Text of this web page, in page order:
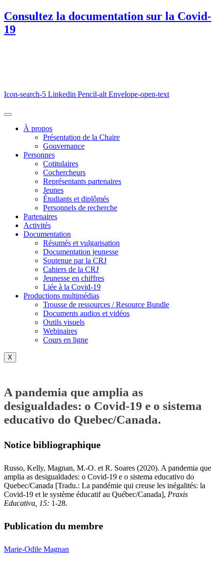
Consultez la documentation sur la Covid-
19
Icon-search-5 Linkedin Pencil-alt Envelope-open-text
À propos
Présentation de la Chaire
Gouvernance
Personnes
Cotitulaires
Cochercheurs
Représentants partenaires
Jeunes
Étudiants et diplômés
Personnels de recherche
Partenaires
Activités
Documentation
Résumés et vulgarisation
Documentation jeunesse
Soutenue par la CRJ
Cahiers de la CRJ
Jeunesse en chiffres
Liée à la Covid-19
Productions multimédias
Trousse de ressources / Resource Bundle
Documents audios et vidéos
Outils visuels
Webinaires
Cours en ligne
X
A pandemia que amplia as
desigualdades: o Covid-19 e o sistema
educativo do Quebec/Canada.
Notice bibliographique
Russo, Kelly, Magnan, M.-O. et R. Soares (2020). A pandemia que
amplia as desigualdades: o Covid-19 e o sistema educativo do
Quebec/Canada [Tradu.: La pandémie qui creuse les inégalités: la
Covid-19 et le système éducatif au Québec/Canada], Praxis
Educativa, 15: 1-28.
Publication du membre
Marie-Odile Magnan